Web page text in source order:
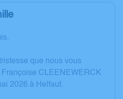
que nous vous
CLEENEWERCK
2026 à Helfaut.